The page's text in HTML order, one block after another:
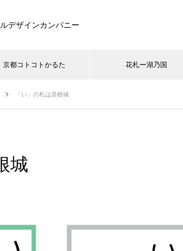
デザインカンパニー
京都コトコトかるた 花札ー湖乃国
「い」の札は彦根城
城